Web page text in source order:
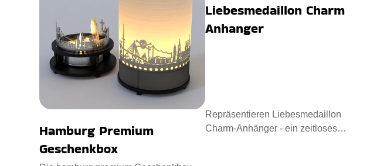
Hamburg Premium
Geschenkbox
Liebesmedaillon Charm
Anhanger
Repräsentieren Liebesmedaillon
Charm-Anhänger - ein zeitloses